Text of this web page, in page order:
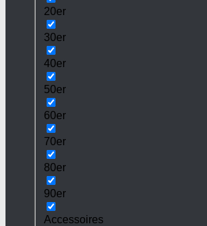
20er
30er
40er
50er
60er
70er
80er
90er
Accessoires